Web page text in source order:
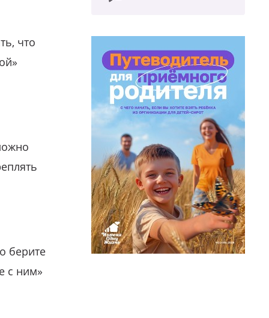
что
берите
с ним»